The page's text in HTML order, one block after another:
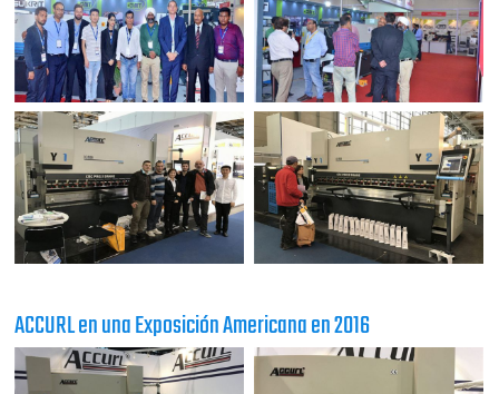
ACCURL en una Exposición Americana en 2016